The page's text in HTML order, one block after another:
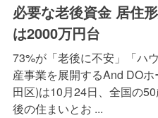
必要な老後資金 居住
は2000万円台
73%が「老後に不安」「ハ
産事業を展開するAnd DO
田区)は10月24日、全国の
後の住まいとお ...